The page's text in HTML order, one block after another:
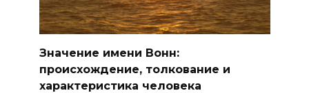
Значение имени Вонн:
происхождение, толкование и
характеристика человека